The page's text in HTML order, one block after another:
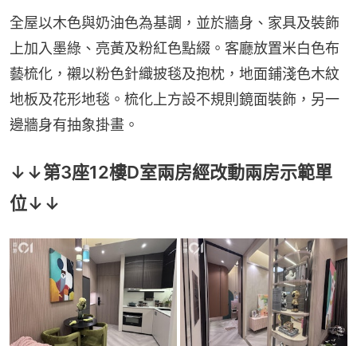
全屋以木色與奶油色為基調，並於牆身、家具及裝飾
上加入墨綠、亮黃及粉紅色點綴。客廳放置米白色布
藝梳化，襯以粉色針織披毯及抱枕，地面鋪淺色木紋
地板及花形地毯。梳化上方設不規則鏡面裝飾，另一
邊牆身有抽象掛畫。
↓↓第3座12樓D室兩房經改動兩房示範單
位↓↓